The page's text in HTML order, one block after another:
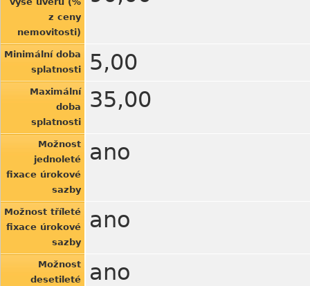
z ceny
nemovitosti)
Minimální doba
splatnosti
5,00
Maximální
doba
splatnosti
35,00
Možnost
jednoleté
fixace úrokové
sazby
ano
Možnost tříleté
fixace úrokové
sazby
ano
Možnost
desetileté
ano